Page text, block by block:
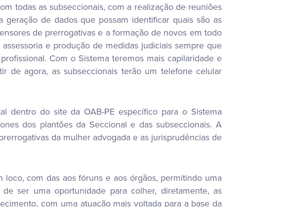
todas as subseccionais, com a realização de reuniões
de dados que possam identificar quais são as
de prerrogativas e a formação de novos em todo
e produção de medidas judiciais sempre que
Com o Sistema teremos mais capilaridade e
de agora, as subseccionais terão um telefone celular
dentro do site da OAB-PE específico para o Sistema
dos plantões da Seccional e das subseccionais. A
da mulher advogada e as jurisprudências de
com das aos fóruns e aos órgãos, permitindo uma
ser uma oportunidade para colher, diretamente, as
com uma atuação mais voltada para a base da